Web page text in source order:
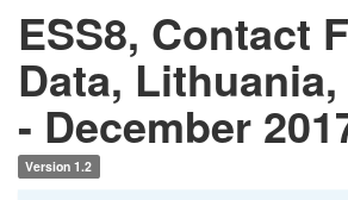
ESS8, Contact
Data,
- December
Version 1.2